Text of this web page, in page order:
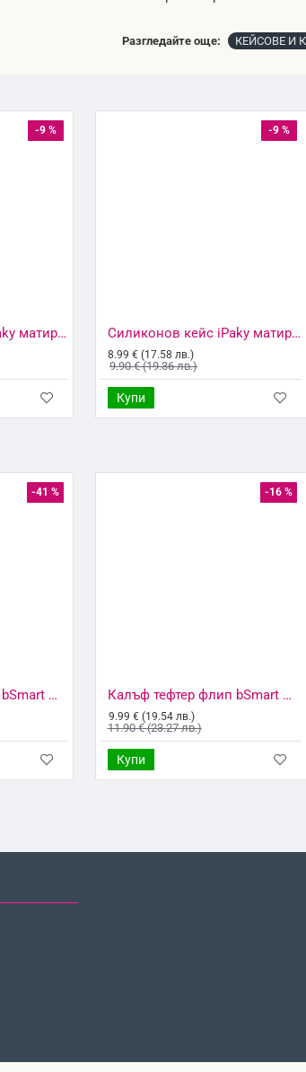
Разгледайте още: КЕЙСОВЕ И
-9 %
Силиконов кейс iPaky матиран, За Samsung Galaxy S22 Plus 5G (S906B), Черен
-9 %
Силиконов кейс iPaky матиран, За Samsung Galaxy S22 Plus 5G (S906B), Тъмнозелен
8.99 € (17.58 лв.)
9.90 € (19.36 лв.)
Купи
-41 %
Калъф тефтер флип bSmart Magnet Book страничен, За iPhone 6/6s, Черен
-16 %
Калъф тефтер флип bSmart Magnet Book страничен, За iPhone 7/8/SE 2020/2022, Черен
9.99 € (19.54 лв.)
11.90 € (23.27 лв.)
Купи